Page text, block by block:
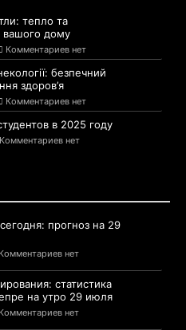
тепло та
вашого дому
Комментариев нет
безпечний
здоров’я
Комментариев нет
в 2025 году
Комментариев нет
прогноз на 29
Комментариев нет
статистика
на утро 29 июля
Комментариев нет